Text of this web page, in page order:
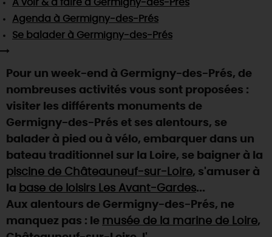
TOUTES LES ACTIVITÉS
Visitesgourmandesetcréatives
Vins etvignobles
Chic,une aire de pique-nique
Que rapporter du Loiret ?
La Route des Métiers d'Art
TOUT L'ART DE VIVRE
Des vacances auprès des animaux 🐎
(re)Découvrir les coulisses de la Faïencerie de
Expérimenterles parcours Baludik🕵️
Une saison de festivals 🎉
Rendez-vous de la nature en 2026
Des sorties en famille dans le Loiret !
Programme des animations "Loiret au fil de l'eau"
Où sortir ?
SE REPÉRER,SE DÉPLACER
INFOS &SERVICES
À voir & à faire à Germigny-des-Prés
Agenda à Germigny-des-Prés
Se balader à Germigny-des-Prés
Pour un week-end à Germigny-des-Prés, de
nombreuses activités vous sont proposées :
visiter les différents monuments de
Germigny-des-Prés et ses alentours, se
balader à pied ou à vélo, embarquer dans un
bateau traditionnel sur la Loire, se baigner à la
piscine de Châteauneuf-sur-Loire, s'amuser à
la base de loisirs Les Avant-Gardes...
Aux alentours de Germigny-des-Prés, ne
manquez pas : le musée de la marine de Loire,